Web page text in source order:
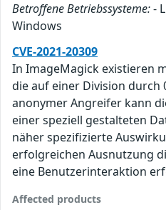
Betroffene Betriebssysteme:-
Windows
CVE-2021-20309
In ImageMagick existieren
die auf einer Division durch
anonymer Angreifer kann
einer speziell gestalteten
näher spezifizierte
erfolgreichen Ausnutzung
eine Benutzerinteraktion
Affected products